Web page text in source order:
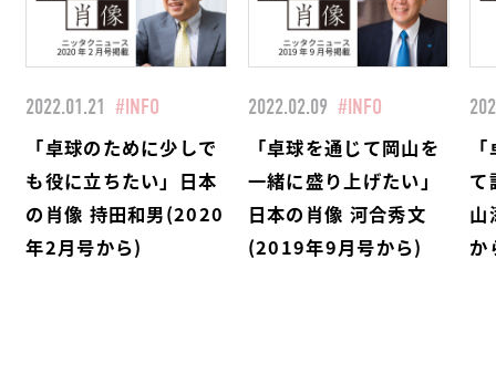
2022.01.21 #INFO
「卓球のために少しで
も役に立ちたい」日本
の肖像 持田和男(2020
年2月号から)
2022.02.09 #INFO
「卓球を通じて岡山を
一緒に盛り上げたい」
日本の肖像 河合秀文
(2019年9月号から)
山
か